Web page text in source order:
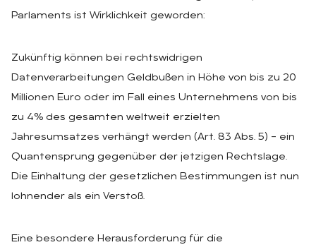
Parlaments ist Wirklichkeit geworden:
Zukünftig können bei rechtswidrigen
Datenverarbeitungen Geldbußen in Höhe von bis zu 20
Millionen Euro oder im Fall eines Unternehmens von bis
zu 4% des gesamten weltweit erzielten
Jahresumsatzes verhängt werden (Art. 83 Abs. 5) – ein
Quantensprung gegenüber der jetzigen Rechtslage.
Die Einhaltung der gesetzlichen Bestimmungen ist nun
lohnender als ein Verstoß.
Eine besondere Herausforderung für die